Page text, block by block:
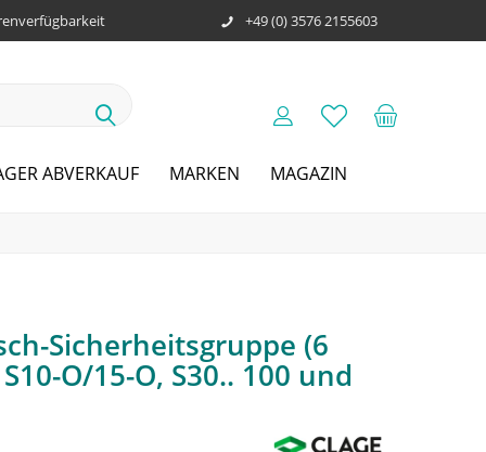
+49 (0) 3576 2155603
ABVERKAUF MARKEN MAGAZIN
Sicherheitsgruppe (6
O/15-O, S30.. 100 und